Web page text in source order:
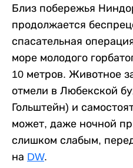
Близ побережья
продолжается
спасательная
море молодого
10 метров. Животное
отмели в Любекской
Гольштейн) и
может, даже ночной
слишком слабым,
на DW.